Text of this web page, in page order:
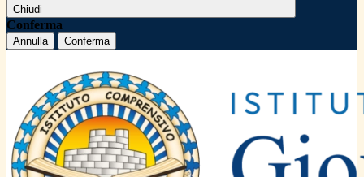
Chiudi
Conferma
Annulla Conferma